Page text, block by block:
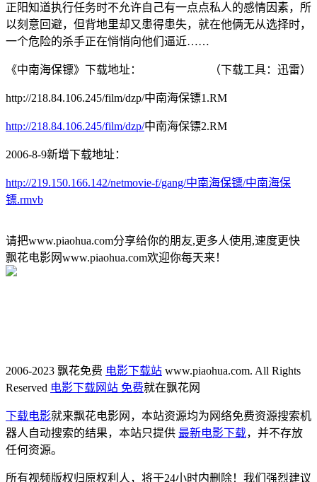
正阳知道执行任务时不允许自己有一点点私人的感情因素，所
以刻意回避，但背地里却又患得患失，就在他俩无从选择时，
一个危险的杀手正在悄悄向他们逼近……
《中南海保镖》下载地址： （下载工具：迅雷）
http://218.84.106.245/film/dzp/中南海保镖1.RM
http://218.84.106.245/film/dzp/中南海保镖2.RM
2006-8-9新增下载地址：
http://219.150.166.142/netmovie-f/gang/中南海保镖/中南海保
镖.rmvb
请把www.piaohua.com分享给你的朋友,更多人使用,速度更快
飘花电影网www.piaohua.com欢迎你每天来！
2006-2023 飘花免费 电影下载站 www.piaohua.com. All Rights
Reserved 电影下载网站 免费就在飘花网
下载电影就来飘花电影网，本站资源均为网络免费资源搜索机
器人自动搜索的结果，本站只提供 最新电影下载，并不存放
任何资源。
所有视频版权归原权利人，将于24小时内删除！我们强烈建议